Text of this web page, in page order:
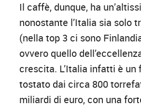
Il caffè, dunque, ha
nonostante l’Italia sia solo
(nella top 3 ci sono
ovvero quello
crescita. L’Italia infatti è
tostato dai circa 800
miliardi di euro, con una